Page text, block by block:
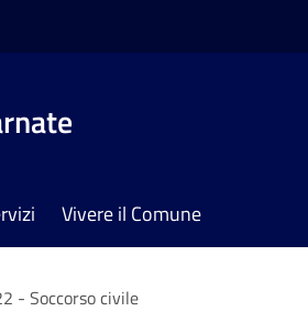
Vivere il Comune
- Soccorso civile